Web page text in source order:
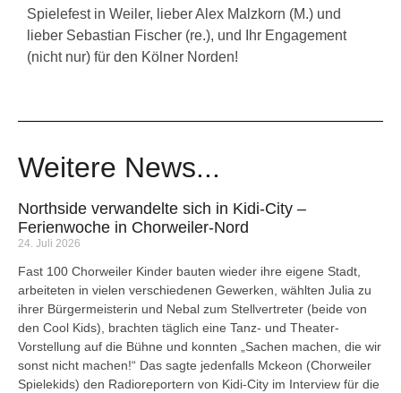
Spielefest in Weiler, lieber Alex Malzkorn (M.) und
lieber Sebastian Fischer (re.), und Ihr Engagement
(nicht nur) für den Kölner Norden!
Weitere News...
Northside verwandelte sich in Kidi-City –
Ferienwoche in Chorweiler-Nord
24. Juli 2026
Fast 100 Chorweiler Kinder bauten wieder ihre eigene Stadt,
arbeiteten in vielen verschiedenen Gewerken, wählten Julia zu
ihrer Bürgermeisterin und Nebal zum Stellvertreter (beide von
den Cool Kids), brachten täglich eine Tanz- und Theater-
Vorstellung auf die Bühne und konnten „Sachen machen, die wir
sonst nicht machen!“ Das sagte jedenfalls Mckeon (Chorweiler
Spielekids) den Radioreportern von Kidi-City im Interview für die